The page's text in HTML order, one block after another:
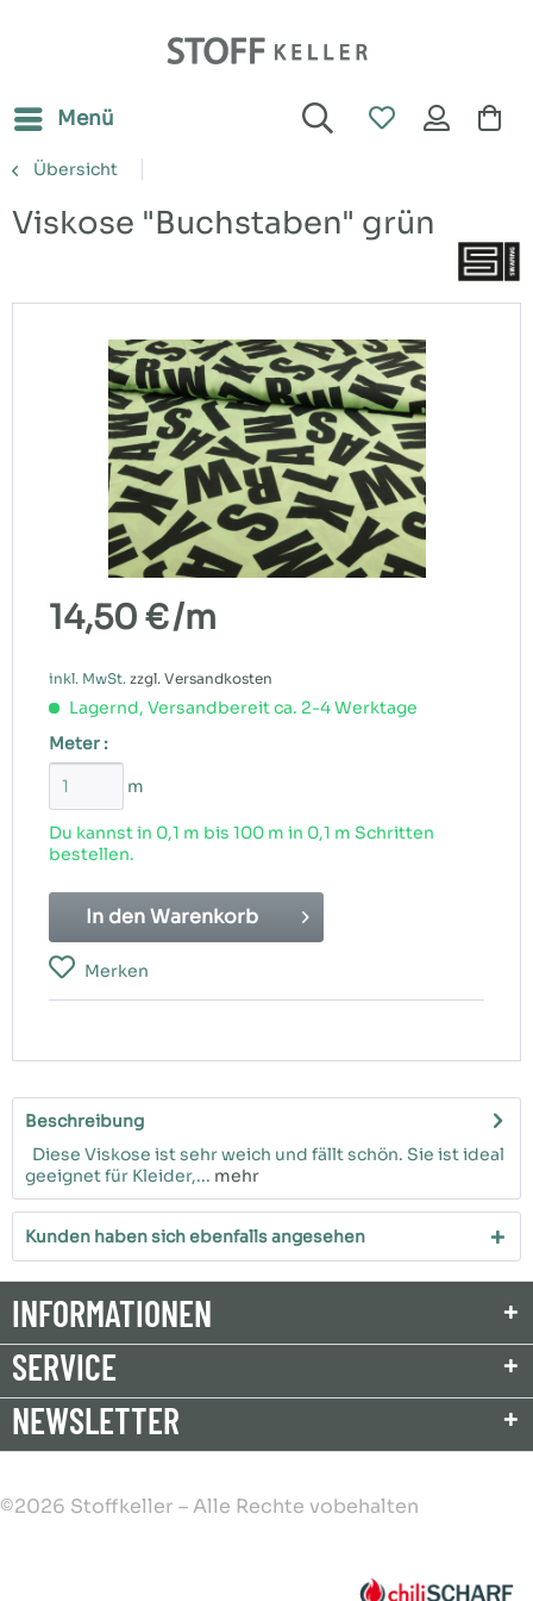
Menü
Übersicht
Viskose "Buchstaben" grün
14,50 €/m
inkl. MwSt. zzgl. Versandkosten
Lagernd, Versandbereit ca. 2-4 Werktage
Meter :
m
Du kannst in 0,1 m bis 100 m in 0,1 m Schritten
bestellen.
In den Warenkorb
Merken
Beschreibung
Diese Viskose ist sehr weich und fällt schön. Sie ist ideal
geeignet für Kleider,... mehr
Kunden haben sich ebenfalls angesehen
INFORMATIONEN
SERVICE
NEWSLETTER
©2026 Stoffkeller – Alle Rechte vobehalten